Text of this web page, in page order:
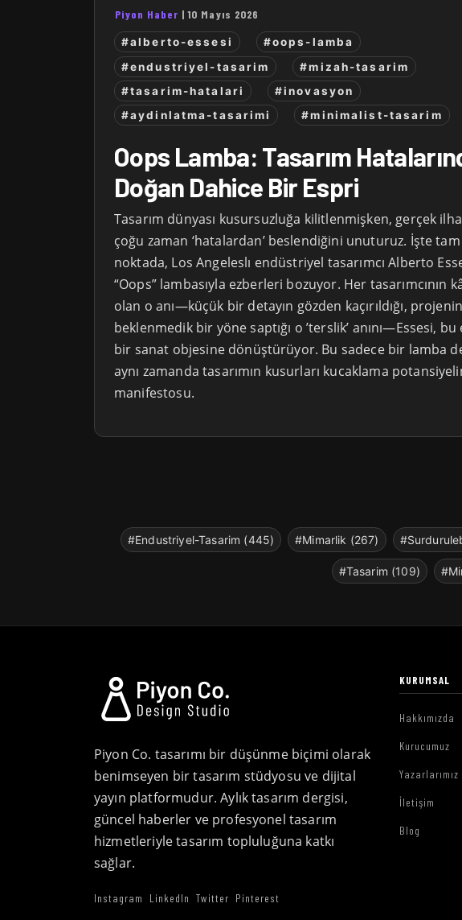
Piyon Haber |10 Mayıs 2026
#alberto-essesi
#oops-lamba
#endustriyel-tasarim
#mizah-tasarim
#tasarim-hatalari
#inovasyon
#aydinlatma-tasarimi
#minimalist-tasarim
Oops Lamba: Tasarım
Doğan Dahice Bir Espri
Tasarım dünyası kusursuzluğa kilitlenmişken, gerçek
çoğu zaman ‘hatalardan’ beslendiğini unuturuz. İşte
noktada, Los Angeleslı endüstriyel tasarımcı Alberto
“Oops” lambasıyla ezberleri bozuyor. Her tasarımcının
olan o anı—küçük bir detayın gözden kaçırıldığı, projenin
beklenmedik bir yöne saptığı o ’terslik’ anını—Essesi, bu
bir sanat objesine dönüştürüyor. Bu sadece bir lamba
aynı zamanda tasarımın kusurları kucaklama
manifestosu.
#Endustriyel-Tasarim (445) #Mimarlik (267)
#Tasarim (109)
Piyon Co. tasarımı bir düşünme biçimi olarak
benimseyen bir tasarım stüdyosu ve dijital
yayın platformudur. Aylık tasarım dergisi,
güncel haberler ve profesyonel tasarım
hizmetleriyle tasarım topluluğuna katkı
sağlar.
Instagram LinkedIn Twitter Pinterest
KURUMSAL
Hakkımızda
Kurucumuz
Yazarlarımız
İletişim
Blog